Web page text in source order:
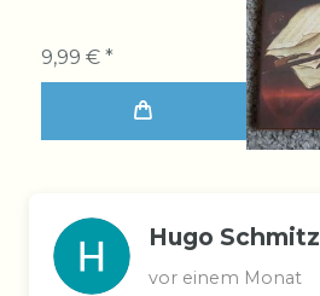
9,99 € *
Hugo Schmitz
vor einem Monat